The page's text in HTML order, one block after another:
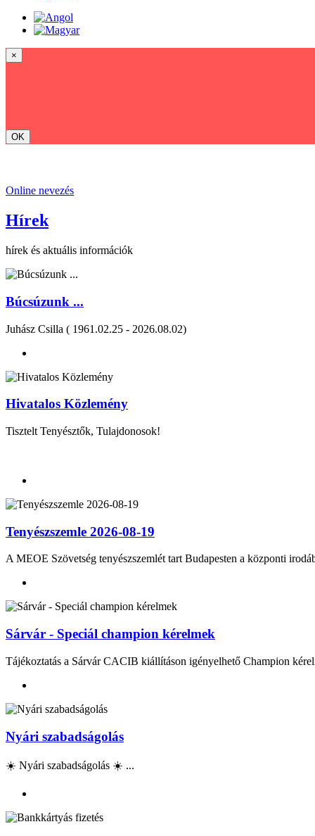
×
OK
Online nevezés
Hírek
hírek és aktuális információk
Búcsúzunk ...
Juhász Csilla ( 1961.02.25 - 2026.08.02)
Hivatalos Közlemény
Tisztelt Tenyésztők, Tulajdonosok!
Tenyészszemle 2026-08-19
A MEOE Szövetség tenyészszemlét tart Budapesten a központi
Sárvár - Speciál champion kérelmek
Tájékoztatás a Sárvár CACIB kiállításon igényelhető Champion
Nyári szabadságolás
☀️ Nyári szabadságolás ☀️ ...